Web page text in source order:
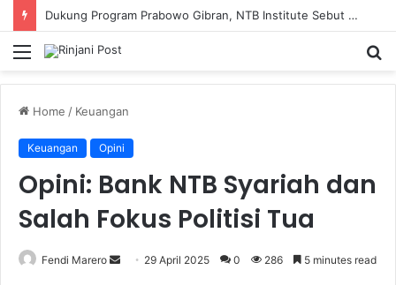
SMAN 9 Mataram Terima 396 Siswa Baru, Kepala Sekolah Dorong Revitalisasi Menyeluruh Fasilitas Pendidikan
Menu
Home / Keuangan
Keuangan Opini
Opini: Bank NTB Syariah dan
Salah Fokus Politisi Tua
Fendi Marero
Send29 April 2025 0 286 5 minutes read